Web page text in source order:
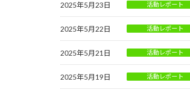
2025年5月23日 活動レポート
2025年5月22日 活動レポート
2025年5月21日 活動レポート
2025年5月19日 活動レポート